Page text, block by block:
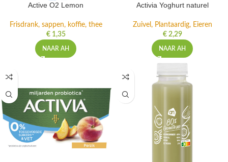
Active O2 Lemon
Frisdrank, sappen, koffie, thee
€1,35
NAAR AH
Activia Yoghurt naturel
Zuivel, Plantaardig, Eieren
€2,29
NAAR AH